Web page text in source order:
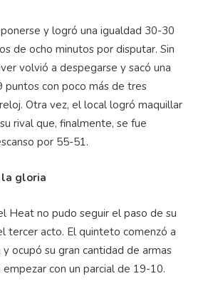
y logró una igualdad 30-30
de ocho minutos por disputar. Sin
volvió a despegarse y sacó una
puntos con poco más de tres
Otra vez, el local logró maquillar
rival que, finalmente, se fue
por 55-51.
la gloria
Heat no pudo seguir el paso de su
tercer acto. El quinteto comenzó a
ocupó su gran cantidad de armas
empezar con un parcial de 19-10.